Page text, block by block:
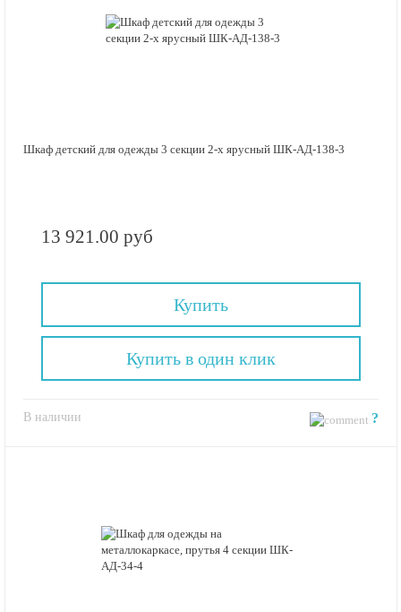
Шкаф детский для одежды 3 секции 2-х ярусный ШК-АД-138-3
13 921.00 руб
Купить
В наличии ?
Купить в один клик